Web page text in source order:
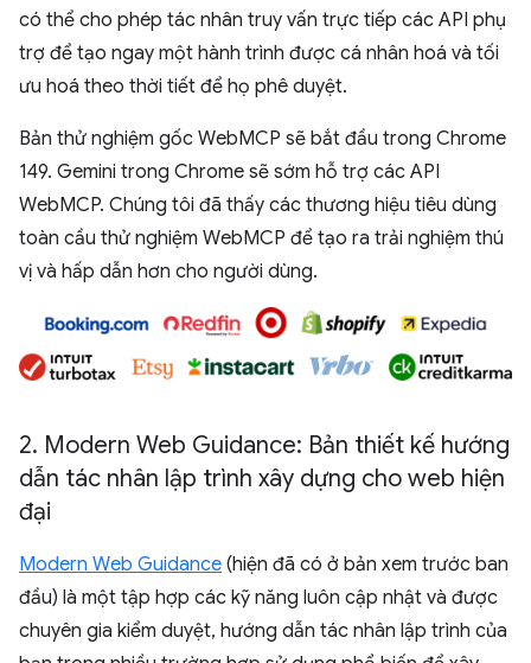
có thể cho phép tác nhân truy vấn trực tiếp các API phụ
trợ để tạo ngay một hành trình được cá nhân hoá và tối
ưu hoá theo thời tiết để họ phê duyệt.
Bản thử nghiệm gốc WebMCP sẽ bắt đầu trong Chrome
149. Gemini trong Chrome sẽ sớm hỗ trợ các API
WebMCP. Chúng tôi đã thấy các thương hiệu tiêu dùng
toàn cầu thử nghiệm WebMCP để tạo ra trải nghiệm thú
vị và hấp dẫn hơn cho người dùng.
2. Modern Web Guidance: Bản thiết kế hướng
dẫn tác nhân lập trình xây dựng cho web hiện
đại
Modern Web Guidance (hiện đã có ở bản xem trước ban
đầu) là một tập hợp các kỹ năng luôn cập nhật và được
chuyên gia kiểm duyệt, hướng dẫn tác nhân lập trình của